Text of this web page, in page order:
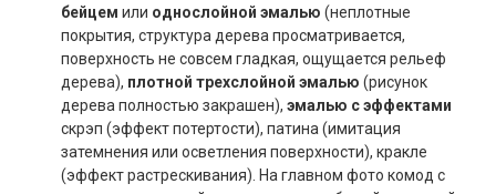
бейцем или однослойной эмалью (неплотные
покрытия, структура дерева просматривается,
поверхность не совсем гладкая, ощущается рельеф
дерева), плотной трехслойной эмалью (рисунок
дерева полностью закрашен), эмалью с эффектами
скрэп (эффект потертости), патина (имитация
затемнения или осветления поверхности), кракле
(эффект растрескивания). На главном фото комод с